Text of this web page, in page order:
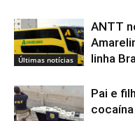
Últimas notícias
ANTT
linha
Pai e